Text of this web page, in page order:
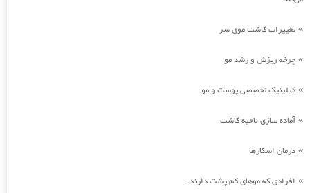
» تغییرات کاشت موی سر
» چرخه ریزش و رشد مو
» کیلینیک تخصصی پوست و مو
»آماده سازی ناحیه کاشت
» درمان اسکارها
» افرادی که موهای کم پشت دارند.